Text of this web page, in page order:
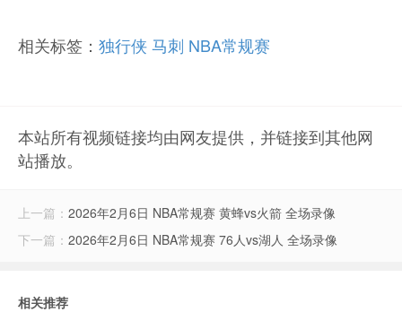
相关标签： 独行侠马刺 NBA常规赛
本站所有视频链接均由网友提供，并链接到其他网
站播放。
上一篇： 2026年2月6日 NBA常规赛 黄蜂vs火箭 全场录像
下一篇： 2026年2月6日 NBA常规赛 76人vs湖人 全场录像
相关推荐